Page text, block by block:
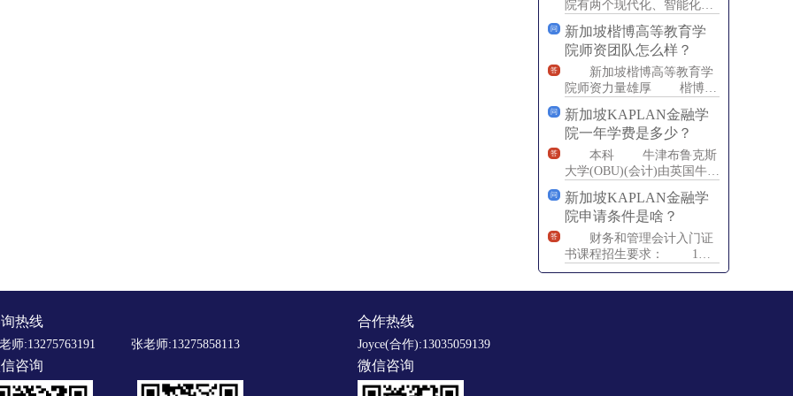
院有两个现代化、智能化的
市区校区
&mdash;&mdash;Wilkie和G
问
新加坡楷博高等教育学
院师资团队怎么样？
答
新加坡楷博高等教育学
院师资力量雄厚 楷博高
等教育学院的老师都是来自
世界各国的教授，各个老师
都
问
新加坡KAPLAN金融学
院一年学费是多少？
答
本科 牛津布鲁克斯
大学(OBU)(会计)由英国牛津
布鲁克斯大学颁发学制0个月
800新币(&a
问
新加坡KAPLAN金融学
院申请条件是啥？
答
财务和管理会计入门证
书课程招生要求： 1、
年满16周岁 2、雅思成
热线
师:13275763191 张老师:13275858113
咨询
合作热线
Joyce(合作):13035059139
微信咨询